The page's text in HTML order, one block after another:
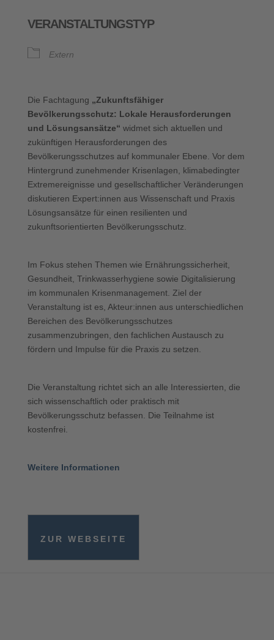
VERANSTALTUNGSTYP
Extern
Die Fachtagung „Zukunftsfähiger
Bevölkerungsschutz: Lokale Herausforderungen
und Lösungsansätze“ widmet sich aktuellen und
zukünftigen Herausforderungen des
Bevölkerungsschutzes auf kommunaler Ebene. Vor dem
Hintergrund zunehmender Krisenlagen, klimabedingter
Extremereignisse und gesellschaftlicher Veränderungen
diskutieren Expert:innen aus Wissenschaft und Praxis
Lösungsansätze für einen resilienten und
zukunftsorientierten Bevölkerungsschutz.
Im Fokus stehen Themen wie Ernährungssicherheit,
Gesundheit, Trinkwasserhygiene sowie Digitalisierung
im kommunalen Krisenmanagement. Ziel der
Veranstaltung ist es, Akteur:innen aus unterschiedlichen
Bereichen des Bevölkerungsschutzes
zusammenzubringen, den fachlichen Austausch zu
fördern und Impulse für die Praxis zu setzen.
Die Veranstaltung richtet sich an alle Interessierten, die
sich wissenschaftlich oder praktisch mit
Bevölkerungsschutz befassen. Die Teilnahme ist
kostenfrei.
Weitere Informationen
ZUR WEBSEITE